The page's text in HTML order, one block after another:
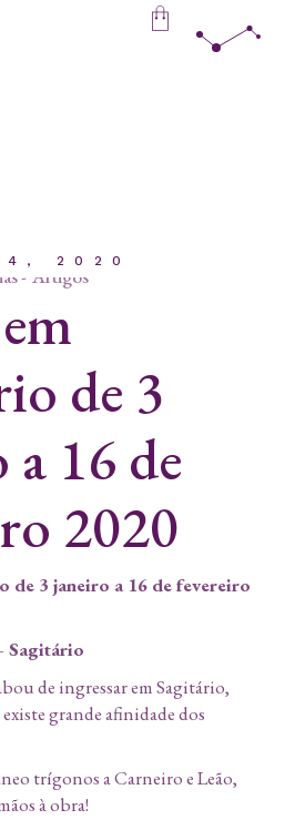
4, 2020
Artigos
de 3
16 de
2020
de 3 janeiro a 16 de fevereiro
Sagitário
de ingressar em Sagitário,
grande afinidade dos
trígonos a Carneiro e Leão,
à obra!